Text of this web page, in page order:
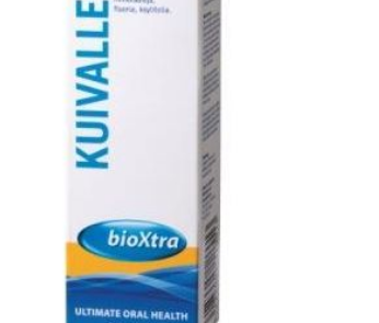
voimassa olevaa reseptiä, ja voit
varten sinun pitää ensin
jonka jälkeen voit maksaa ostoksesi.